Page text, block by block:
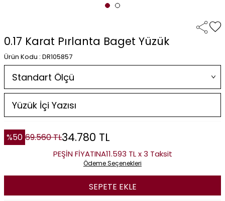
0.17 Karat Pırlanta Baget Yüzük
Ürün Kodu : DR105857
%50 69.560TL34.780 TL
PEŞİN FİYATINA11.593 TL x 3 Taksit
Ödeme Seçenekleri
SEPETE EKLE